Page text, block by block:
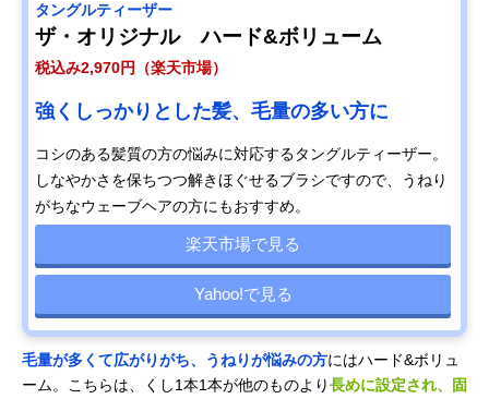
タングルティーザー
ザ・オリジナル ハード&ボリューム
税込み2,970円（楽天市場）
強くしっかりとした髪、毛量の多い方に
コシのある髪質の方の悩みに対応するタングルティーザー。
しなやかさを保ちつつ解きほぐせるブラシですので、うねり
がちなウェーブヘアの方にもおすすめ。
楽天市場で見る
Yahoo!で見る
毛量が多くて広がりがち、うねりが悩みの方にはハード&ボリュ
ーム。こちらは、くし1本1本が他のものより長めに設定され、固